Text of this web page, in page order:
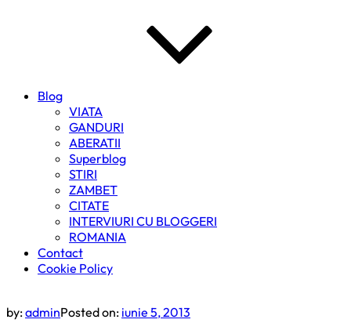
Blog
VIATA
GANDURI
ABERATII
Superblog
STIRI
ZAMBET
CITATE
INTERVIURI CU BLOGGERI
ROMANIA
Contact
Cookie Policy
by:adminPosted on: iunie 5, 2013